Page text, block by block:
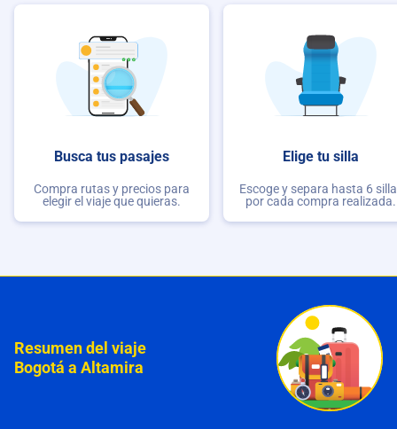
Busca tus pasajes
Compra rutas y precios para
elegir el viaje que quieras.
Elige tu silla
Escoge y separa hasta 6
por cada compra realizada.
Resumen del viaje
Bogotá a Altamira